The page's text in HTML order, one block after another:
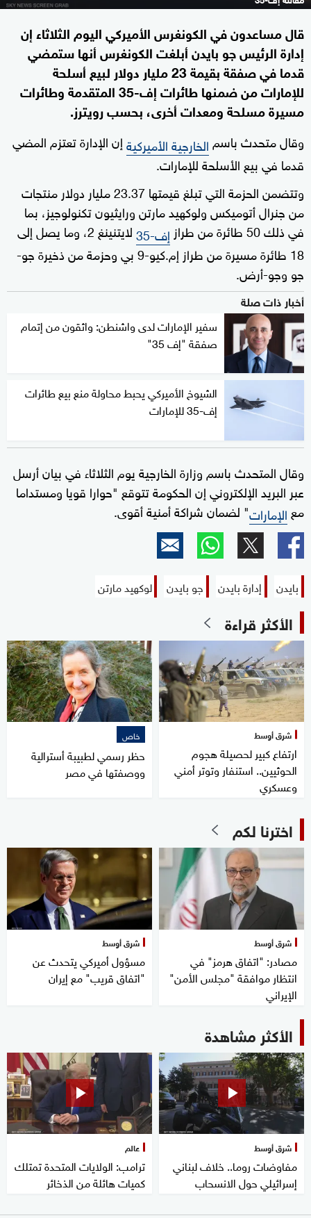
قال مساعدون في الكونغرس الأميركي اليوم الثلاثاء إن
إدارة الرئيس جو بايدن أبلغت الكونغرس أنها ستمضي
قدما في صفقة بقيمة 23 مليار دولار لبيع أسلحة
للإمارات من ضمنها طائرات إف-35 المتقدمة وطائرات
مسيرة مسلحة ومعدات أخرى، بحسب رويترز.
وقال متحدث باسمالخارجية الأميركيةإن الإدارة تعتزم المضي
قدما في بيع الأسلحة للإمارات.
وتتضمن الحزمة التي تبلغ قيمتها 23.37 مليار دولار منتجات
من جنرال أتوميكس ولوكهيد مارتن ورايثيون تكنولوجيز، بما
في ذلك 50 طائرة من طراز
إف-35
لايتنينغ 2، وما يصل إلى
18 طائرة مسيرة من طراز إم.كيو-9 بي وحزمة من ذخيرة جو-
جو وجو-أرض.
أخبار ذات صلة
سفير الإمارات لدى واشنطن: واثقون من إتمام
صفقة "إف 35"
الشيوخ الأميركي يحبط محاولة منع بيع طائرات
إف-35 للإمارات
وقال المتحدث باسم وزارة الخارجية يوم الثلاثاء في بيان أرسل
عبر البريد الإلكتروني إن الحكومة تتوقع "حوارا قويا ومستداما
مع الإمارات" لضمان شراكة أمنية أقوى.
بايدن إدارة بايدن جو بايدن لوكهيد مارتن
الأكثر قراءة
شرق أوسط
ارتفاع كبير لحصيلة هجوم
الحوثيين.. استنفار وتوتر أمني
وعسكري
خاص
حظر رسمي لطبيبة أسترالية
ووصفتها في مصر
اخترنا لكم
شرق أوسط
مصادر: "اتفاق هرمز" في
انتظار موافقة "مجلس الأمن"
الإيراني
شرق أوسط
مسؤول أميركي يتحدث عن
"اتفاق قريب" مع إيران
الأكثر مشاهدة
شرق أوسط
مفاوضات روما.. خلاف لبناني
إسرائيلي حول الانسحاب
عالم
ترامب: الولايات المتحدة تمتلك
كميات هائلة من الذخائر